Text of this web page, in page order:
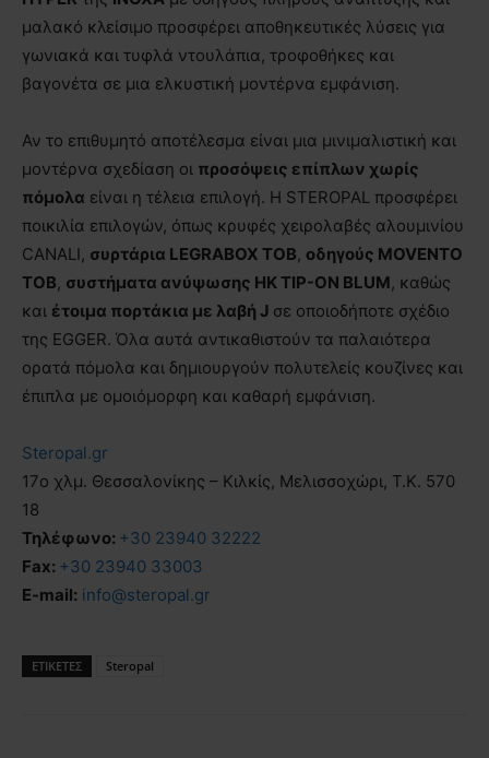
μαλακό κλείσιμο προσφέρει αποθηκευτικές λύσεις για
γωνιακά και τυφλά ντουλάπια, τροφοθήκες και
βαγονέτα σε μια ελκυστική μοντέρνα εμφάνιση.
Αν το επιθυμητό αποτέλεσμα είναι μια μινιμαλιστική και
μοντέρνα σχεδίαση οι προσόψεις επίπλων χωρίς
πόμολα είναι η τέλεια επιλογή. Η STEROPAL προσφέρει
ποικιλία επιλογών, όπως κρυφές χειρολαβές αλουμινίου
CANALI, συρτάρια LEGRABOX ΤΟΒ, οδηγούς MOVENTO
ΤΟΒ, συστήματα ανύψωσης ΗΚ ΤIP-ON BLUM, καθώς
και έτοιμα πορτάκια με λαβήJ σε οποιοδήποτε σχέδιο
της EGGER. Όλα αυτά αντικαθιστούν τα παλαιότερα
ορατά πόμολα και δημιουργούν πολυτελείς κουζίνες και
έπιπλα με ομοιόμορφη και καθαρή εμφάνιση.
Steropal.gr
17ο χλμ. Θεσσαλονίκης – Κιλκίς, Μελισσοχώρι, Τ.Κ. 570
18
Τηλέφωνο: +30 23940 32222
Fax: +30 23940 33003
E-mail: info@steropal.gr
ΕΤΙΚΕΤΕΣ Steropal